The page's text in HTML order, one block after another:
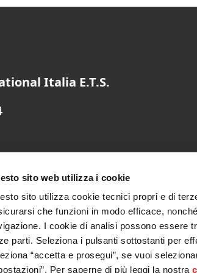
sito web utilizza i cookie
sito utilizza cookie tecnici propri e di
che funzioni in modo efficace,
I cookie di analisi possono essere
parti. Seleziona i pulsanti sottostanti per
“accetta e prosegui”, se vuoi
Per saperne di più leggi la nostra
Italia E.T.S.